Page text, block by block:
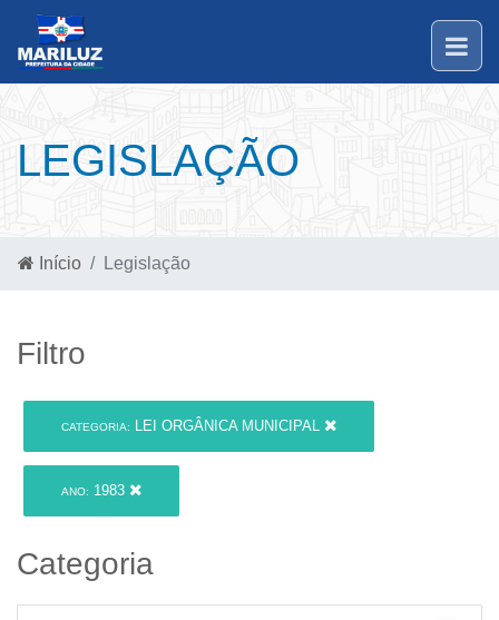
LEGISLAÇÃO
Início Legislação
Filtro
CATEGORIA: LEI ORGÂNICA MUNICIPAL
ANO: 1983
Categoria